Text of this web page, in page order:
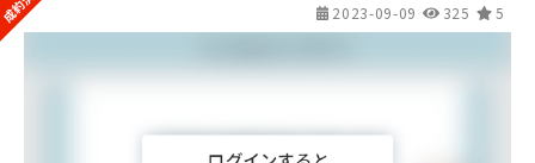
2023-09-09 325 5